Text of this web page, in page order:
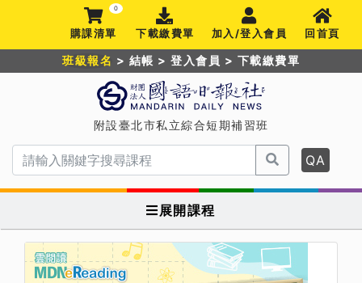
0
購課清單 下載繳費單 加入/登入會員 回首頁
附設臺北市私立綜合短期補習班
QA
展開課程
班級報名 > 結帳 > 登入會員 > 下載繳費單